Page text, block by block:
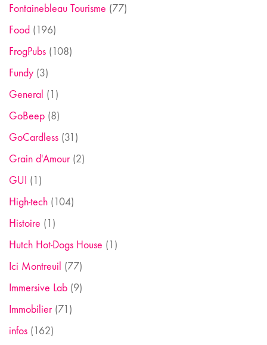
Fontainebleau Tourisme (77)
Food (196)
FrogPubs (108)
Fundy (3)
General (1)
GoBeep (8)
GoCardless (31)
Grain d'Amour(2)
GUI (1)
High-tech (104)
Histoire (1)
Hutch Hot-Dogs House (1)
Ici Montreuil (77)
Immersive Lab (9)
Immobilier(71)
infos (162)